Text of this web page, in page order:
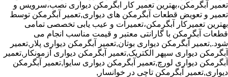
تعمیر آبگرمکن،بهترین تعمیر کار ابگرمکن دیواری نصب،سرویس و
تعمیر و تعویض قطعات آبگرمکن های دیواری,تعمیر آبگرمکن توسط
بهترین تعمیرکار آبگرمکن،تعمیرات و عیب یابی تخصصی تمامی
قطعات آبگرمکن با گارانتی معتبر و قیمت مناسب انجام می
شود.,تعمیر آبگرمکن دیواری بوتان,تعمیر آبگرمکن دیواری پلار,تعمیر
آبگرمکن دیواری سپهر الکتریک,تعمیر آبگرمکن دیواری آزمونکار,تعمیر
آبگرمکن دیواری لورچ,تعمیر آبگرمکن دیواری سایوا,تعمیر آبگرمکن
دیواری,تعمیر آبگرمکن تاچی در خوانسار,